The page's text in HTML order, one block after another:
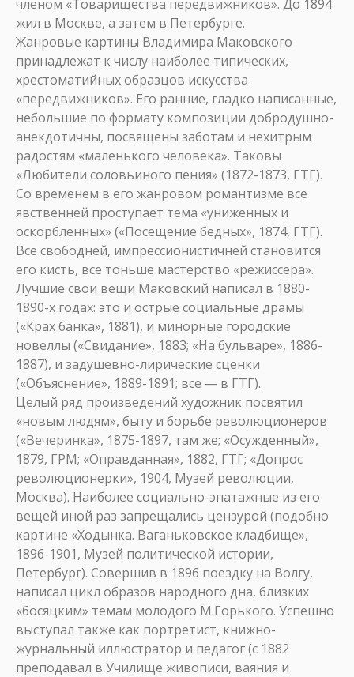
членом «Товарищества передвижников». До 1894
жил в Москве, а затем в Петербурге.
Жанровые картины Владимира Маковского
принадлежат к числу наиболее типических,
хрестоматийных образцов искусства
«передвижников». Его ранние, гладко написанные,
небольшие по формату композиции добродушно-
анекдотичны, посвящены заботам и нехитрым
радостям «маленького человека». Таковы
«Любители соловьиного пения» (1872-1873, ГТГ).
Со временем в его жанровом романтизме все
явственней проступает тема «униженных и
оскорбленных» («Посещение бедных», 1874, ГТГ).
Все свободней, импрессионистичней становится
его кисть, все тоньше мастерство «режиссера».
Лучшие свои вещи Маковский написал в 1880-
1890-х годах: это и острые социальные драмы
(«Крах банка», 1881), и минорные городские
новеллы («Свидание», 1883; «На бульваре», 1886-
1887), и задушевно-лирические сценки
(«Объяснение», 1889-1891; все — в ГТГ).
Целый ряд произведений художник посвятил
«новым людям», быту и борьбе революционеров
(«Вечеринка», 1875-1897, там же; «Осужденный»,
1879, ГРМ; «Оправданная», 1882, ГТГ; «Допрос
революционерки», 1904, Музей революции,
Москва). Наиболее социально-эпатажные из его
вещей иной раз запрещались цензурой (подобно
картине «Ходынка. Ваганьковское кладбище»,
1896-1901, Музей политической истории,
Петербург). Совершив в 1896 поездку на Волгу,
написал цикл образов народного дна, близких
«босяцким» темам молодого М.Горького. Успешно
выступал также как портретист, книжно-
журнальный иллюстратор и педагог (с 1882
преподавал в Училище живописи, ваяния и